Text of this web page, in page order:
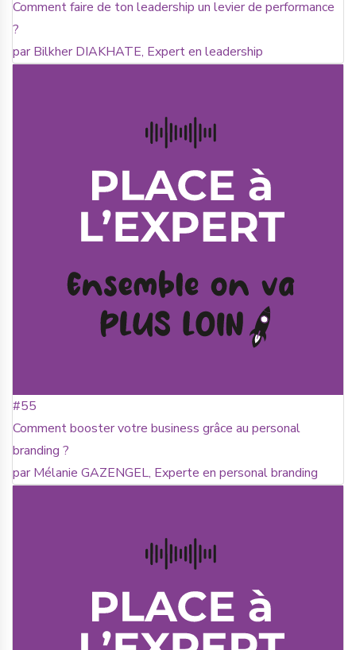
Comment faire de ton leadership un levier de performance
?
par Bilkher DIAKHATE, Expert en leadership
#55
Comment booster votre business grâce au personal
branding ?
par Mélanie GAZENGEL, Experte en personal branding